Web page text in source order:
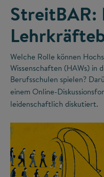
StreitBAR:
Welche Rolle können
Wissenschaften (HAWs) in
Berufsschulen spielen?
einem Online-
leidenschaftlich diskutiert.